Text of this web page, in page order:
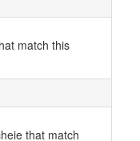
match this
that match